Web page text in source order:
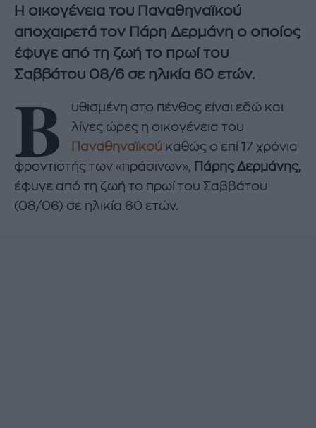
Η οικογένεια του Παναθηναϊκού
αποχαιρετά τον Πάρη Δερμάνη ο οποίος
έφυγε από τη ζωή το πρωί του
Σαββάτου 08/6 σε ηλικία 60 ετών.
Β
υθισμένη στο πένθος είναι εδώ και
λίγες ώρες η οικογένεια του
Παναθηναϊκού καθώς ο επί 17 χρόνια
φροντιστής των «πράσινων», Πάρης Δερμάνης,
έφυγε από τη ζωή το πρωί του Σαββάτου
(08/06) σε ηλικία 60 ετών.